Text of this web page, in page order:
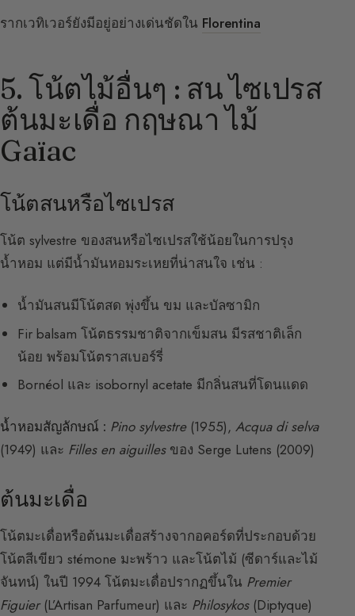
รากเวทิเวอร์ยังมีอยู่อย่างเด่นชัดใน Florentina
5. โน้ตไม้อื่นๆ : สน ไซเปรส
ต้นมะเดื่อ กฤษณา ไม้
Gaïac
โน้ตสนหรือไซเปรส
โน้ต sylvestre ของสนหรือไซเปรสใช้น้อยในการปรุง
น้ำหอม แต่มีน้ำมันหอมระเหยที่น่าสนใจ เช่น :
น้ำมันสนมีโน้ตสด พุ่งขึ้น ขม และบัลซามิก
Fir balsam โน้ตธรรมชาติจากเข็มสน มีรสชาติเล็ก
น้อย พร้อมโน้ตราสเบอร์รี่
Bornéol และ isobornyl acetate มีกลิ่นสนที่โดนแดด
น้ำหอมสัญลักษณ์ : Pino sylvestre(1955), Acqua di selva
(1949) และ Filles en aiguillesของ Serge Lutens (2009)
ต้นมะเดื่อ
โน้ตมะเดื่อหรือต้นมะเดื่อสร้างจากอคอร์ดที่ประกอบด้วย
โน้ตสีเขียว stémone มะพร้าว และโน้ตไม้ (ซีดาร์และไม้
จันทน์) ในปี 1994 โน้ตมะเดื่อปรากฏขึ้นใน Premier
Figuier(L’Artisan Parfumeur) และ Philosykos(Diptyque)